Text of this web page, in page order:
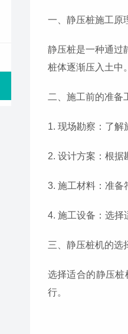
一、静压桩施工原
静压桩是一种通过
桩体逐渐压入土中
二、施工前的准备
1. 现场勘察：了解
2. 设计方案：根据
3. 施工材料：准备
4. 施工设备：选择
三、静压桩机的选
选择适合的静压
行。